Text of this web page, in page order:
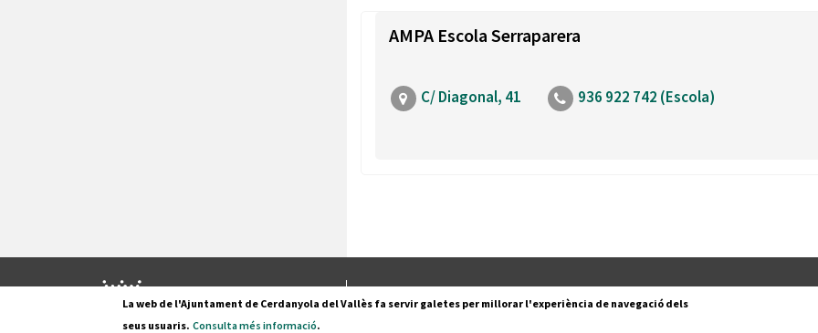
AMPA Escola Serraparera
C/ Diagonal, 41 936 922 742 (Escola)
Pl. Francesc Layret, s/n
Segueix-nos a:
La web de l'Ajuntament de Cerdanyola del Vallès fa servir galetes per millorar l'experiència de navegació dels
seus usuaris. Consulta més informació.